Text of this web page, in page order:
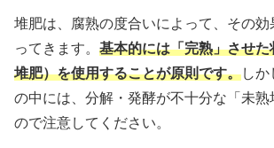
堆肥は、腐熟の度合いによって、その効
ってきます。 基本的には「完熟」させ
堆肥）を使用することが原則です。し
の中には、分解・発酵が不十分な「未熟
ので注意してください。